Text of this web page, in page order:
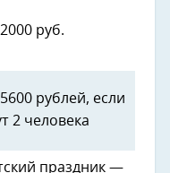
руб.
рублей, если
2 человека
праздник —